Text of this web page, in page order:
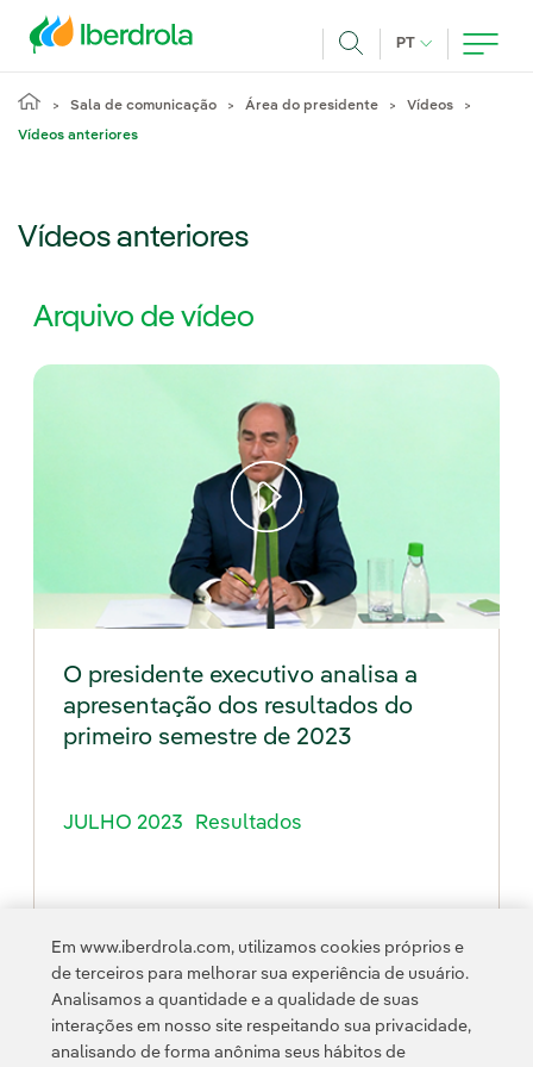
PT IDIOMA ATUAL,
Sala de comunicação Área do presidente Vídeos
Vídeos anteriores
Vídeos anteriores
Arquivo de vídeo
O presidente executivo analisa a
apresentação dos resultados do
primeiro semestre de 2023
JULHO 2023 Resultados
Em www.iberdrola.com, utilizamos cookies próprios e
de terceiros para melhorar sua experiência de usuário.
Analisamos a quantidade e a qualidade de suas
interações em nosso site respeitando sua privacidade,
analisando de forma anônima seus hábitos de